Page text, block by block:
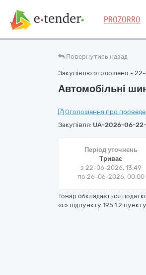
PROZORRO
Повернутись назад
Закупівлю оголошено - 22-
Автомобільні
Оголошення про
Закупівля: UA-2026-06-
Період уточнень
Триває
з 22-06-2026, 13:49
по 26-06-2026, 00:00
Товар обкладається
«г» підпункту 195.1.2